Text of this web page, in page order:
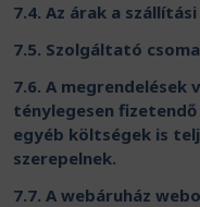
7.4. Az árak a
7.5. Szolgáltató
7.6. A megrendelések
ténylegesen
egyéb költségek is
szerepelnek.
7.7. A webáruház